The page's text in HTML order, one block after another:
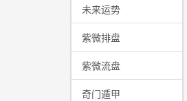
未来运势
紫微排盘
紫微流盘
奇门遁甲